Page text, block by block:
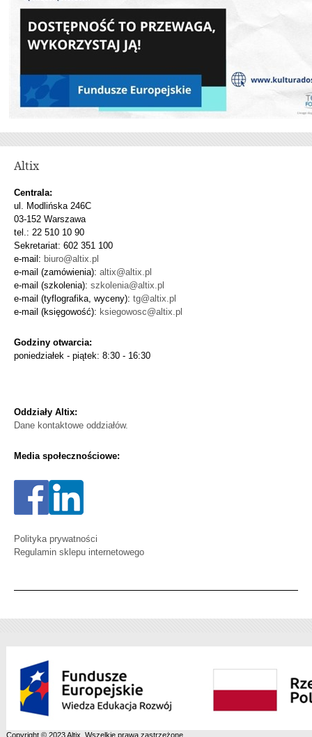
Altix
Centrala:
ul. Modlińska 246C
03-152 Warszawa
tel.: 22 510 10 90
Sekretariat: 602 351 100
e-mail: biuro@altix.pl
e-mail (zamówienia): altix@altix.pl
e-mail (szkolenia): szkolenia@altix.pl
e-mail (tyflografika, wyceny): tg@altix.pl
e-mail (księgowość): ksiegowosc@altix.pl
Godziny otwarcia:
poniedziałek - piątek: 8:30 - 16:30
Oddziały Altix:
Dane kontaktowe oddziałów.
Media społecznościowe:
Polityka prywatności
Regulamin sklepu internetowego
Copyright © 2023 Altix. Wszelkie prawa zastrzeżone.